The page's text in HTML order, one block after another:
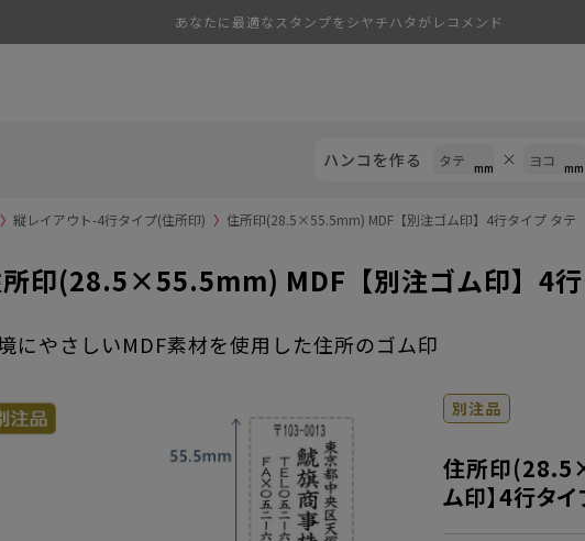
あなたに最適なスタンプをシヤチハタがレコメンド
ハンコを作る
〉 縦レイアウト-4行タイプ(住所印) 〉 住所印(28.5×55.5mm) MDF【別注ゴム印】4行タイプ タテ
印(28.5×55.5mm) MDF【別注ゴム印】4
にやさしいMDF素材を使用した住所のゴム印
別注品
住所印
ム印】4行タ